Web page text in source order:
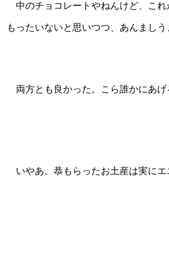
中のチョコレートやねんけど、これ
もったいないと思いつつ、あんまし
両方とも良かった。こら誰かにあげ
いやあ、恭もらったお土産は実にエ